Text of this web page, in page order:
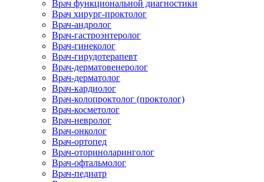
Врач функциональной диагностики
Врач хирург-проктолог
Врач-андролог
Врач-гастроэнтеролог
Врач-гинеколог
Врач-гирудотерапевт
Врач-дерматовенеролог
Врач-дерматолог
Врач-кардиолог
Врач-колопроктолог (проктолог)
Врач-косметолог
Врач-невролог
Врач-онколог
Врач-ортопед
Врач-оториноларинголог
Врач-офтальмолог
Врач-педиатр